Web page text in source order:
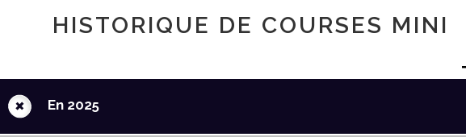
HISTORIQUE DE COURSES MINI
+ En 2025